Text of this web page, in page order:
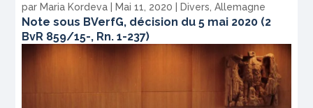
parMaria Kordeva |Mai 11, 2020 |Divers ,Allemagne
Note sous BVerfG, décision du 5 mai 2020 (2
BvR 859/15-, Rn. 1-237)